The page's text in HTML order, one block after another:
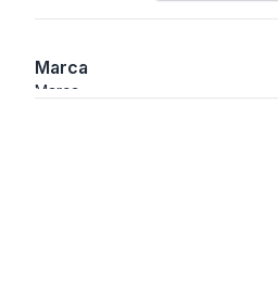
Marca
Marca